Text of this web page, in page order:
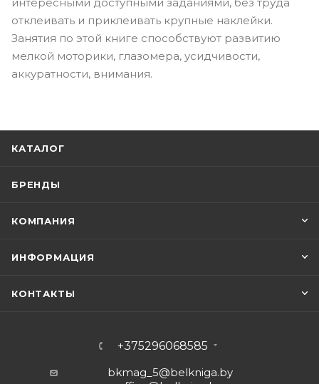
отклеивать и приклеивать крупные наклейки.
Занятия по этой книге способствуют развитию
мелкой моторики, глазомера, усидчивости,
аккуратности, внимания.
КАТАЛОГ
БРЕНДЫ
КОМПАНИЯ
ИНФОРМАЦИЯ
КОНТАКТЫ
+375296068585
bkmag_5@belkniga.by